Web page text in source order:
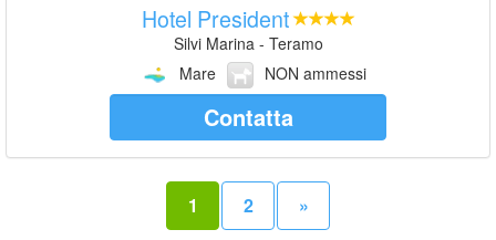
Hotel President
Silvi Marina - Teramo
Mare
NON ammessi
Contatta
1 2 »